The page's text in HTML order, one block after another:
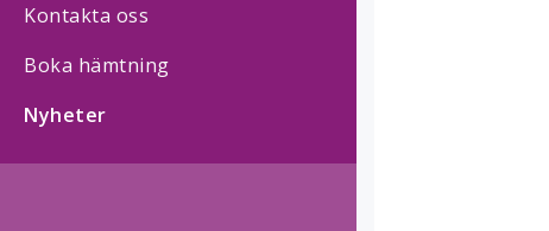
Kontakta oss
Boka hämtning
Nyheter